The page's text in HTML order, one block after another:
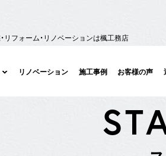
リフォーム・リノベーションは楓工務店
リノベーション 施工事例 お客様の声
ST